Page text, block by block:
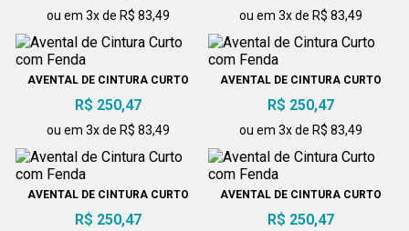
ou em 3x de R$ 83,49 ou em 3x de R$ 83,49
AVENTAL DE CINTURA CURTO
COM FENDA
R$ 250,47
ou em 3x de R$ 83,49
AVENTAL DE CINTURA CURTO
COM FENDA
R$ 250,47
ou em 3x de R$ 83,49
AVENTAL DE CINTURA CURTO
COM FENDA
R$ 250,47
AVENTAL DE CINTURA CURTO
COM FENDA
R$ 250,47